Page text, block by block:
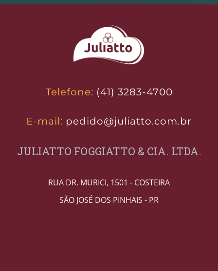
Telefone: (41) 3283-4700
E-mail: pedido@juliatto.com.br
JULIATTO FOGGIATTO & CIA. LTDA.
RUA DR. MURICI, 1501 - COSTEIRA
SÃO JOSÉ DOS PINHAIS - PR